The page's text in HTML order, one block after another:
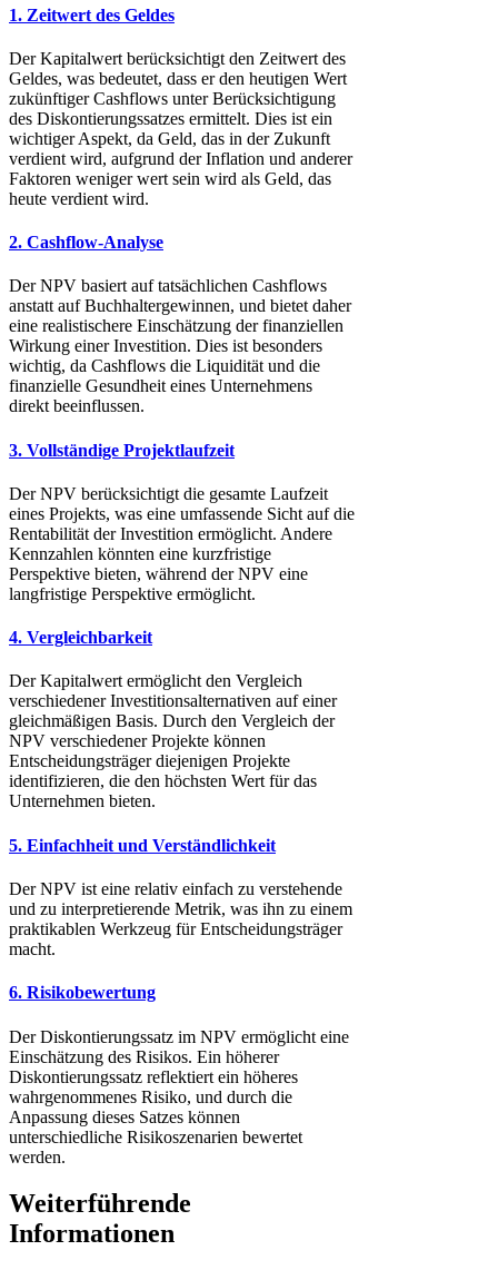
1. Zeitwert des Geldes
Der Kapitalwert berücksichtigt den Zeitwert des
Geldes, was bedeutet, dass er den heutigen Wert
zukünftiger Cashflows unter Berücksichtigung
des Diskontierungssatzes ermittelt. Dies ist ein
wichtiger Aspekt, da Geld, das in der Zukunft
verdient wird, aufgrund der Inflation und anderer
Faktoren weniger wert sein wird als Geld, das
heute verdient wird.
2. Cashflow-Analyse
Der NPV basiert auf tatsächlichen Cashflows
anstatt auf Buchhaltergewinnen, und bietet daher
eine realistischere Einschätzung der finanziellen
Wirkung einer Investition. Dies ist besonders
wichtig, da Cashflows die Liquidität und die
finanzielle Gesundheit eines Unternehmens
direkt beeinflussen.
3. Vollständige Projektlaufzeit
Der NPV berücksichtigt die gesamte Laufzeit
eines Projekts, was eine umfassende Sicht auf die
Rentabilität der Investition ermöglicht. Andere
Kennzahlen könnten eine kurzfristige
Perspektive bieten, während der NPV eine
langfristige Perspektive ermöglicht.
4. Vergleichbarkeit
Der Kapitalwert ermöglicht den Vergleich
verschiedener Investitionsalternativen auf einer
gleichmäßigen Basis. Durch den Vergleich der
NPV verschiedener Projekte können
Entscheidungsträger diejenigen Projekte
identifizieren, die den höchsten Wert für das
Unternehmen bieten.
5. Einfachheit und Verständlichkeit
Der NPV ist eine relativ einfach zu verstehende
und zu interpretierende Metrik, was ihn zu einem
praktikablen Werkzeug für Entscheidungsträger
macht.
6. Risikobewertung
Der Diskontierungssatz im NPV ermöglicht eine
Einschätzung des Risikos. Ein höherer
Diskontierungssatz reflektiert ein höheres
wahrgenommenes Risiko, und durch die
Anpassung dieses Satzes können
unterschiedliche Risikoszenarien bewertet
werden.
Weiterführende
Informationen